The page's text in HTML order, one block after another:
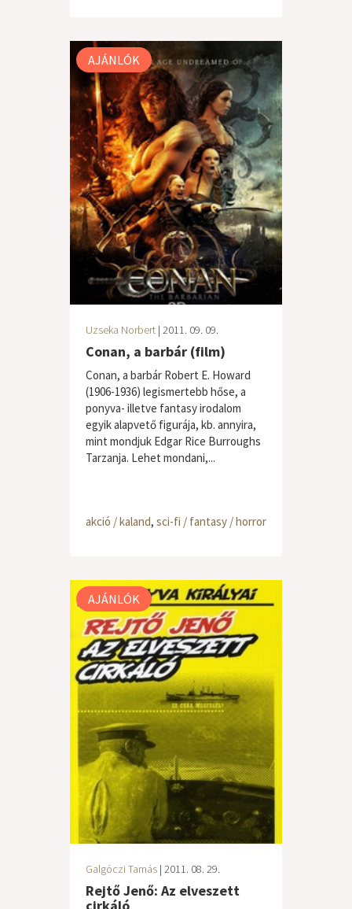
AJÁNLÓK
Uzseka Norbert | 2011. 09. 09.
Conan, a barbár (film)
Conan, a barbár Robert E. Howard
(1906-1936) legismertebb hőse, a
ponyva- illetve fantasy irodalom
egyik alapvető figurája, kb. annyira,
mint mondjuk Edgar Rice Burroughs
Tarzanja. Lehet mondani,...
akció / kaland, sci-fi / fantasy / horror
AJÁNLÓK
Galgóczi Tamás | 2011. 08. 29.
Rejtő Jenő: Az elveszett